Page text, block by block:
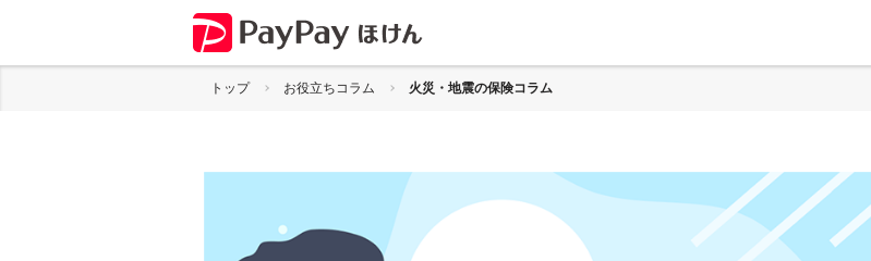
トップ お役立ちコラム 火災・地震の保険コラム